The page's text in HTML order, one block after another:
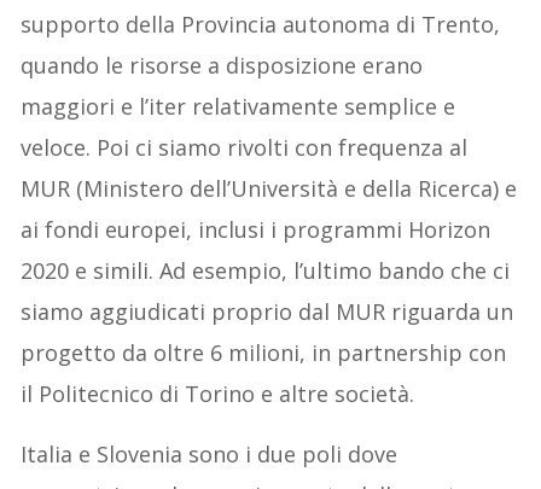
supporto della Provincia autonoma di Trento,
quando le risorse a disposizione erano
maggiori e l’iter relativamente semplice e
veloce. Poi ci siamo rivolti con frequenza al
MUR (Ministero dell’Università e della Ricerca) e
ai fondi europei, inclusi i programmi Horizon
2020 e simili. Ad esempio, l’ultimo bando che ci
siamo aggiudicati proprio dal MUR riguarda un
progetto da oltre 6 milioni, in partnership con
il Politecnico di Torino e altre società.
Italia e Slovenia sono i due poli dove